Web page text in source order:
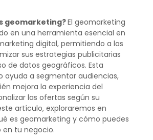
geomarketing?El geomarketing
en una herramienta esencial en
digital, permitiendo a las
sus estrategias publicitarias
de datos geográficos. Esta
ayuda a segmentar audiencias,
mejora la experiencia del
las ofertas según su
artículo, exploraremos en
es geomarketing y cómo puedes
tu negocio.